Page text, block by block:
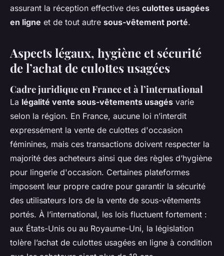
assurant la réception effective des culottes usagées
en ligne et de tout autre sous-vêtement porté.
Aspects légaux, hygiène et sécurité
de l’achat de culottes usagées
Cadre juridique en France et à l’international
La légalité vente sous-vêtements usagés varie
selon la région. En France, aucune loi n’interdit
expressément la vente de culottes d'occasion
féminines, mais ces transactions doivent respecter la
majorité des acheteurs ainsi que des règles d’hygiène
pour lingerie d'occasion. Certaines plateformes
imposent leur propre cadre pour garantir la sécurité
des utilisateurs lors de la vente de sous-vêtements
portés. À l’international, les lois fluctuent fortement :
aux États-Unis ou au Royaume-Uni, la législation
tolère l’achat de culottes usagées en ligne à condition